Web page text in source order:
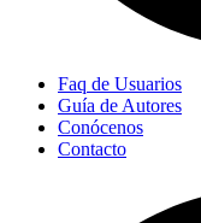
Faq de Usuarios
Guía de Autores
Conócenos
Contacto